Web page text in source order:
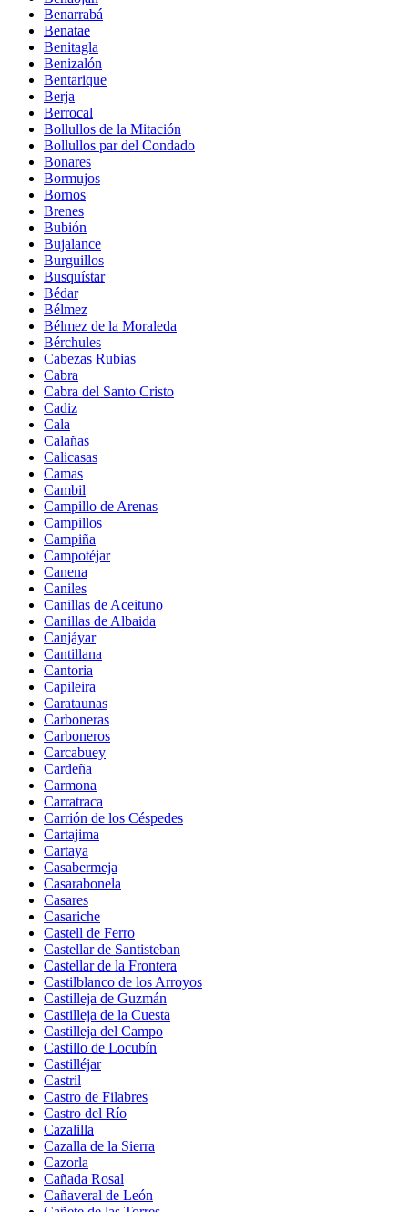
Benarrabá
Benatae
Benitagla
Benizalón
Bentarique
Berja
Berrocal
Bollullos de la Mitación
Bollullos par del Condado
Bonares
Bormujos
Bornos
Brenes
Bubión
Bujalance
Burguillos
Busquístar
Bédar
Bélmez
Bélmez de la Moraleda
Bérchules
Cabezas Rubias
Cabra
Cabra del Santo Cristo
Cadiz
Cala
Calañas
Calicasas
Camas
Cambil
Campillo de Arenas
Campillos
Campiña
Campotéjar
Canena
Caniles
Canillas de Aceituno
Canillas de Albaida
Canjáyar
Cantillana
Cantoria
Capileira
Carataunas
Carboneras
Carboneros
Carcabuey
Cardeña
Carmona
Carratraca
Carrión de los Céspedes
Cartajima
Cartaya
Casabermeja
Casarabonela
Casares
Casariche
Castell de Ferro
Castellar de Santisteban
Castellar de la Frontera
Castilblanco de los Arroyos
Castilleja de Guzmán
Castilleja de la Cuesta
Castilleja del Campo
Castillo de Locubín
Castilléjar
Castril
Castro de Filabres
Castro del Río
Cazalilla
Cazalla de la Sierra
Cazorla
Cañada Rosal
Cañaveral de León